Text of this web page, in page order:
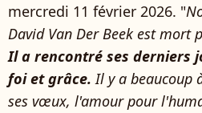
mercredi 11 février 2026. "
David Van Der Beek est mort
Il a rencontré ses derniers
foi et grâce. Il y a beaucoup
ses vœux, l'amour pour